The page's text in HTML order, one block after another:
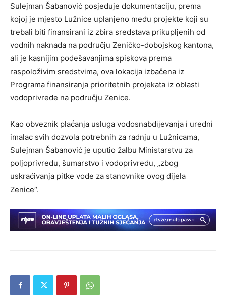
Sulejman Šabanović posjeduje dokumentaciju, prema
kojoj je mjesto Lužnice uplanjeno među projekte koji su
trebali biti finansirani iz zbira sredstava prikupljenih od
vodnih naknada na području Zeničko-dobojskog kantona,
ali je kasnijim podešavanjima spiskova prema
raspoloživim sredstvima, ova lokacija izbačena iz
Programa finansiranja prioritetnih projekata iz oblasti
vodoprivrede na području Zenice.
Kao obveznik plaćanja usluga vodosnabdijevanja i uredni
imalac svih dozvola potrebnih za radnju u Lužnicama,
Sulejman Šabanović je uputio žalbu Ministarstvu za
poljoprivredu, šumarstvo i vodoprivredu, „zbog
uskraćivanja pitke vode za stanovnike ovog dijela
Zenice“.